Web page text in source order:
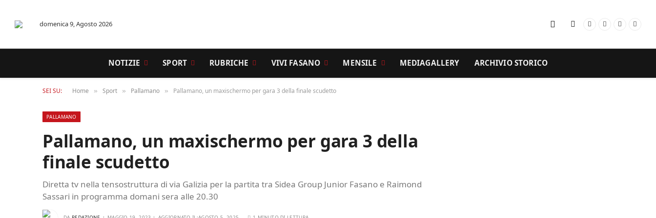
domenica 9, Agosto 2026 FacebookInstagram
YouTube
RSS
NOTIZIE SPORT RUBRICHE VIVI FASANO MENSILE MEDIAGALLERY ARCHIVIO STORICO
SEI SU: Home » Sport » Pallamano » Pallamano, un maxischermo per gara 3 della finale scudetto
PALLAMANO
Pallamano, un maxischermo per gara 3 della
finale scudetto
Diretta tv nella tensostruttura di via Galizia per la partita tra Sidea Group Junior Fasano e Raimond
Sassari in programma domani sera alle 20.30